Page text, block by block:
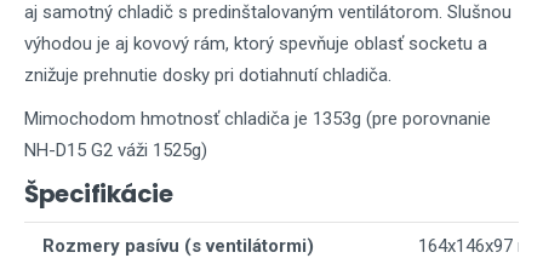
aj samotný chladič s predinštalovaným ventilátorom. Slušnou
výhodou je aj kovový rám, ktorý spevňuje oblasť socketu a
znižuje prehnutie dosky pri dotiahnutí chladiča.
Mimochodom hmotnosť chladiča je 1353g (pre porovnanie
NH-D15 G2 váži 1525g)
Špecifikácie
Rozmery pasívu (s ventilátormi) 164x146x97